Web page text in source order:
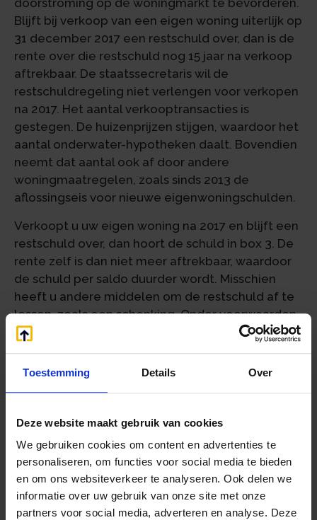
Toestemming Details Over
Deze website maakt gebruik van cookies
We gebruiken cookies om content en advertenties te
personaliseren, om functies voor social media te bieden
en om ons websiteverkeer te analyseren. Ook delen we
informatie over uw gebruik van onze site met onze
partners voor social media, adverteren en analyse. Deze
doorstroming op de woningmarkt te bevorderen.
Blijft bij verkoop van een eigen woning uiterlijk op
31 december 2017 een restschuld over, dan is de
rente over die restschuld nog 15 jaar na verkoop
aftrekbaar. De staatssecretaris wil de
restschuldregeling niet verlengen voor verkopen
na 2017. Het aantal verkooptransacties is
gestegen. De huizenprijzen stijgen, waardoor het
aantal onderwater-hypotheken daalt. Bovendien
neemt dat aantal ook af door andere
woningmaatregelen, zoals sinds 2013 de
aflossingseis voor nieuwe eigenwoningschulden.
Verkoopt u uw eigen woning na 2017 en blijft een
restschuld over, dan hoort de schuld in box 3. De
rente zelf is dan niet meer aftrekbaar, waardoor
de schuld per saldo duurder wordt. Misschien
heeft u andere middelen om de restschuld af te
lossen, zoals een schenking. Onder voorwaarden
is een belastingvrije schenking mogelijk voor de
eigen woning.
Staat uw eigen woning ‘onder water’, maar heeft
eigenwoningschuld gewoon aftrekbaar, ook als
de waarde van de woning na de aankoop is
gedaald tot onder de eigenwoningschuld.
Tijdig inkeren voor 1 januari 2018